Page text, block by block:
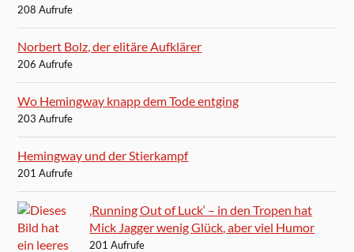
208 Aufrufe
Norbert Bolz, der elitäre Aufklärer
206 Aufrufe
Wo Hemingway knapp dem Tode entging
203 Aufrufe
Hemingway und der Stierkampf
201 Aufrufe
‚Running Out of Luck‘ – in den Tropen hat
Mick Jagger wenig Glück, aber viel Humor
201 Aufrufe